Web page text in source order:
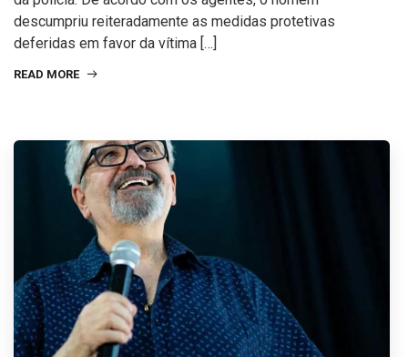
descumpriu reiteradamente as medidas protetivas
deferidas em favor da vítima […]
READ MORE